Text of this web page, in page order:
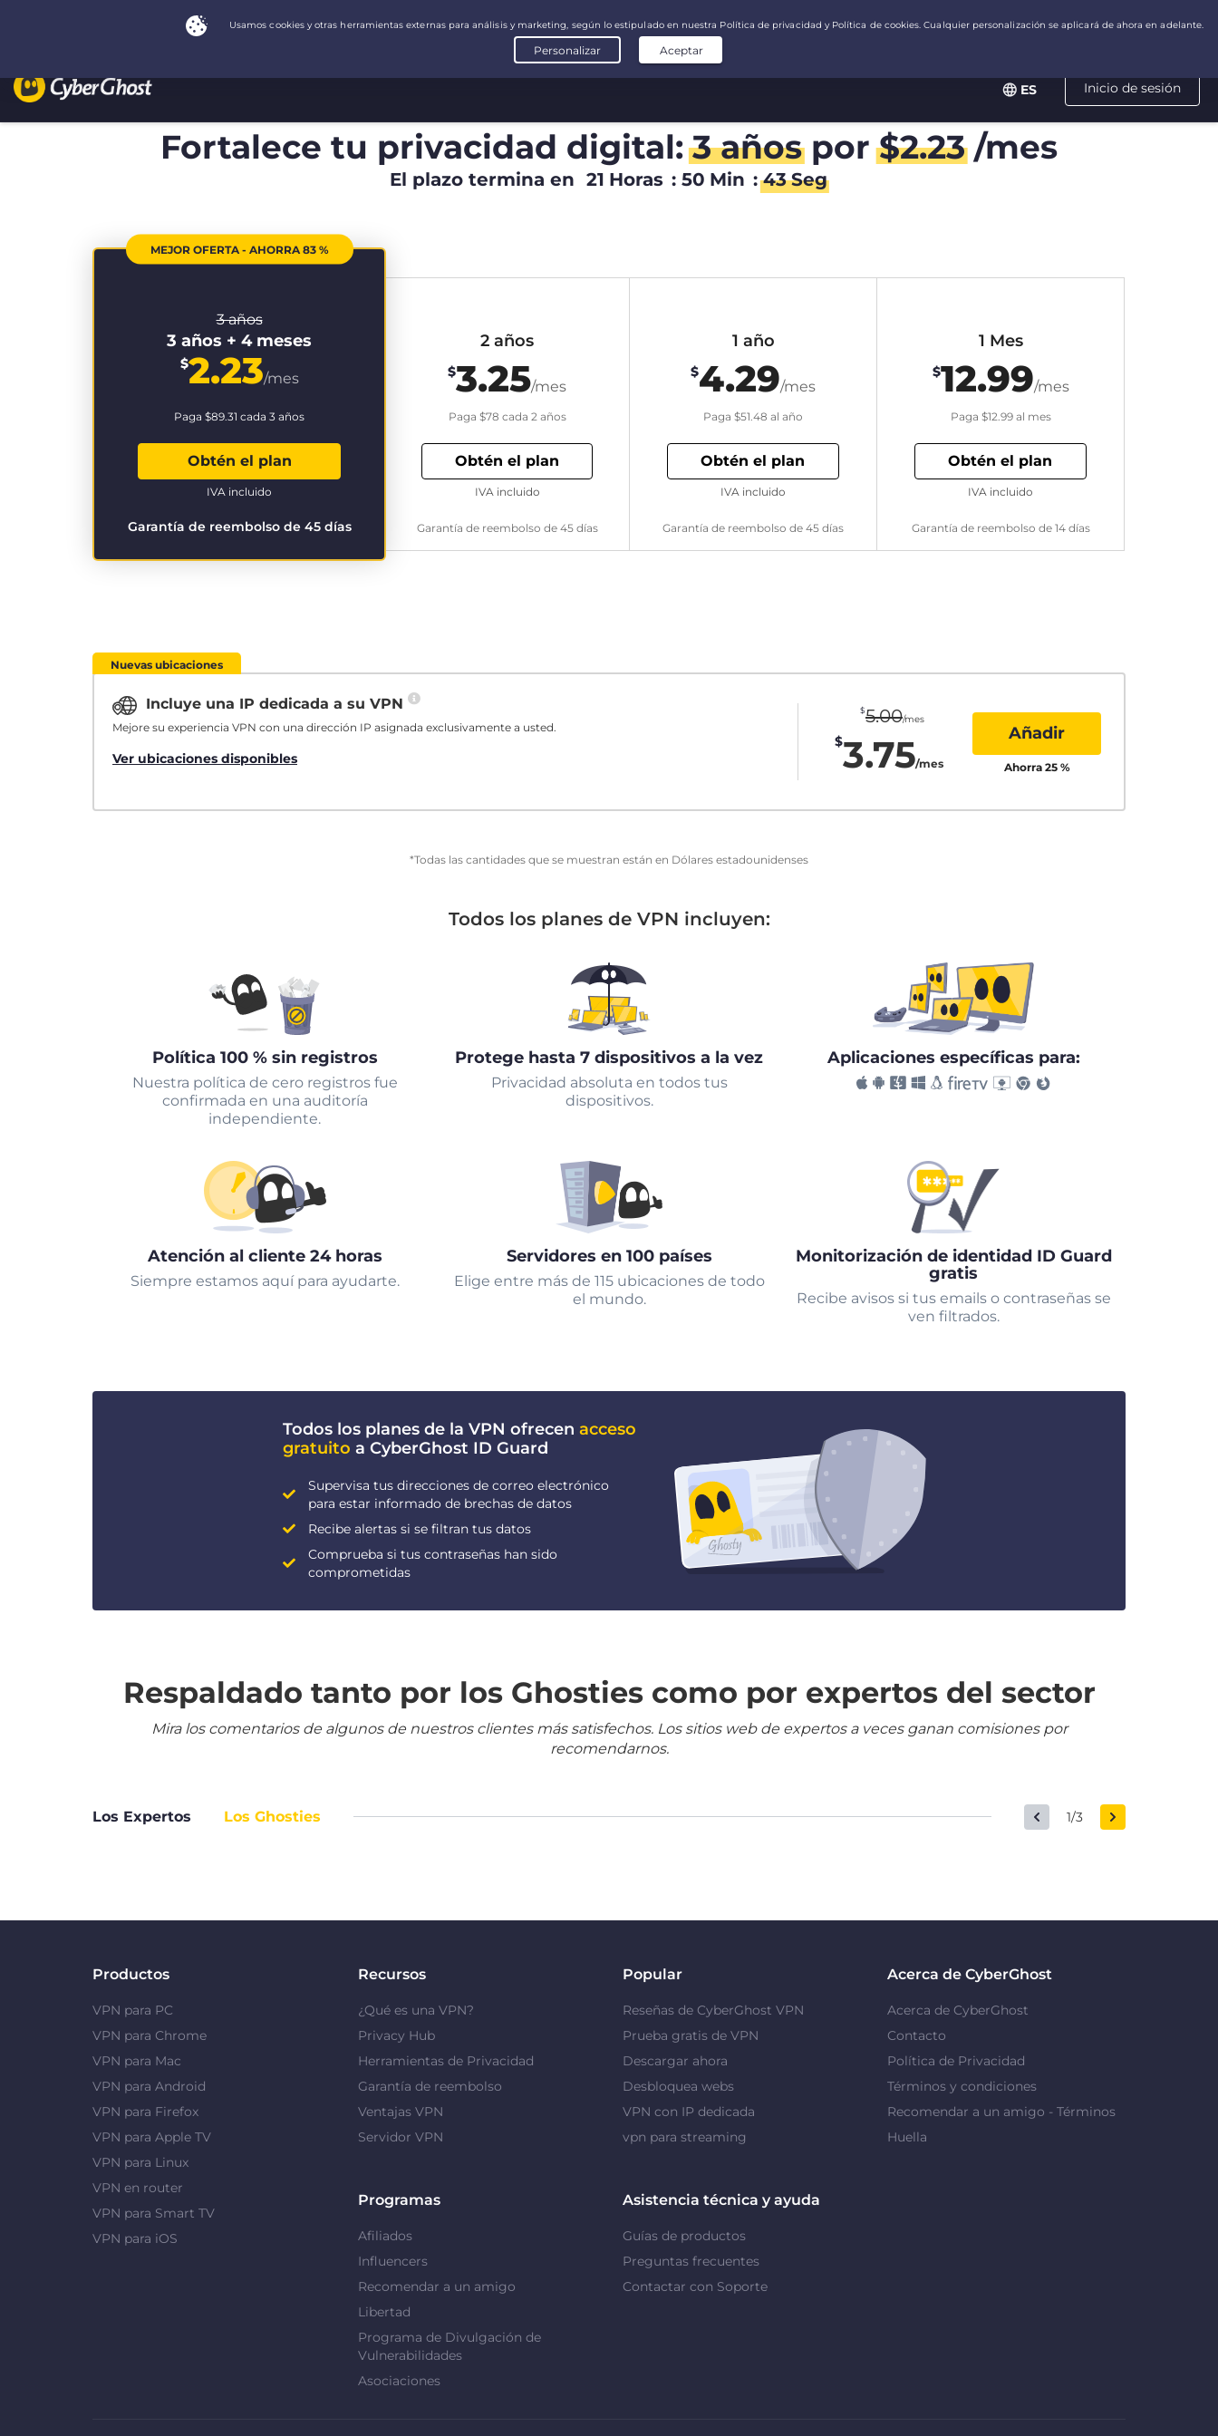
Inicio de sesión
ES
Fortalece tu privacidad digital:3 añospor$2.23/mes
El plazo termina en 21 Horas : 50 Min : 42 Seg
MEJOR OFERTA - AHORRA 83 %
3 años
3 años + 4 meses
$2.23/mes
Paga $89.31 cada 3 años
Obtén el plan
Garantía de reembolso de 45 días
IVA incluido
2 años
$3.25/mes
Paga $78 cada 2 años
Obtén el plan
Garantía de reembolso de 45 días
IVA incluido
1 año
$4.29/mes
Paga $51.48 al año
Obtén el plan
Garantía de reembolso de 45 días
IVA incluido
1 Mes
$12.99/mes
Paga $12.99al mes
Obtén el plan
Garantía de reembolso de 14 días
IVA incluido
Nuevas ubicaciones
Incluye una IP dedicada a su VPN
Mejore su experiencia VPN con una dirección IP asignada exclusivamente a usted.
Ver ubicaciones disponibles
$5.00/mes
$3.75/mes
Añadir
Ahorra 25%
*Todas las cantidades que se muestran están en Dólares estadounidenses
Todos los planes de VPN incluyen:
Política 100 % sin registros
Nuestra política de cero registros fue
confirmada en una auditoría
independiente.
Protege hasta 7 dispositivos a la vez
Privacidad absoluta en todos tus
dispositivos.
Aplicaciones específicas para:
Atención al cliente 24 horas
Siempre estamos aquí para ayudarte.
Servidores en 100 países
Elige entre más de 115 ubicaciones de todo
el mundo.
Monitorización de identidad ID Guard
gratis
Recibe avisos si tus emails o contraseñas se
ven filtrados.
Todos los planes de la VPN ofrecen acceso
gratuito a CyberGhost ID Guard
Supervisa tus direcciones de correo electrónico
para estar informado de brechas de datos
Recibe alertas si se filtran tus datos
Comprueba si tus contraseñas han sido
comprometidas
Respaldado tanto por los Ghosties como por expertos del sector
Mira los comentarios de algunos de nuestros clientes más satisfechos. Los sitios web de expertos a veces ganan comisiones por
recomendarnos.
Los Expertos Los Ghosties 1/3
Productos
VPN para PC
VPN para Chrome
VPN para Mac
VPN para Android
VPN para Firefox
VPN para Apple TV
VPN para Linux
VPN en router
VPN para Smart TV
VPN para iOS
Recursos
¿Qué es una VPN?
Privacy Hub
Herramientas de Privacidad
Garantía de reembolso
Ventajas VPN
Servidor VPN
Popular
Reseñas de CyberGhost VPN
Prueba gratis de VPN
Descargar ahora
Desbloquea webs
VPN con IP dedicada
vpn para streaming
Acerca de CyberGhost
Acerca de CyberGhost
Contacto
Política de Privacidad
Términos y condiciones
Recomendar a un amigo - Términos
Huella
Programas
Afiliados
Influencers
Recomendar a un amigo
Libertad
Programa de Divulgación de
Vulnerabilidades
Asociaciones
Asistencia técnica y ayuda
Guías de productos
Preguntas frecuentes
Contactar con Soporte